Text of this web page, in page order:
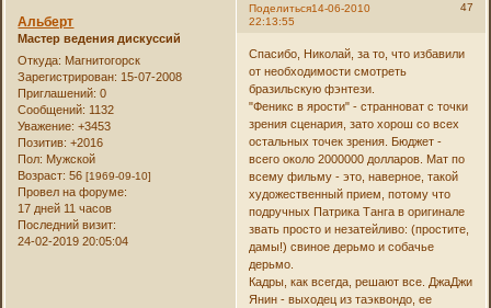
Поделиться 47
14-06-2010
22:13:55
Альберт
Мастер ведения дискуссий
Откуда: Магнитогорск
Зарегистрирован: 15-07-2008
Приглашений: 0
Сообщений: 1132
Уважение: +3453
Позитив: +2016
Пол: Мужской
Возраст: 56[1969-09-10]
Провел на форуме:
17 дней 11 часов
Последний визит:
24-02-2019 20:05:04
Спасибо, Николай, за то, что избавили
от необходимости смотреть
бразильскую фэнтези.
"Феникс в ярости" - странноват с точки
зрения сценария, зато хорош со всех
остальных точек зрения. Бюджет -
всего около 2000000 долларов. Мат по
всему фильму - это, наверное, такой
художественный прием, потому что
подручных Патрика Танга в оригинале
звать просто и незатейливо: (простите,
дамы!) свиное дерьмо и собачье
дерьмо.
Кадры, как всегда, решают все. ДжаДжи
Янин - выходец из таэквондо, ее